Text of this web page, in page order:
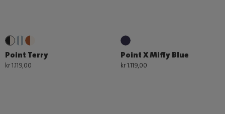
Point Terry
kr 1.119,00
Point X Miffy Blue
kr 1.119,00